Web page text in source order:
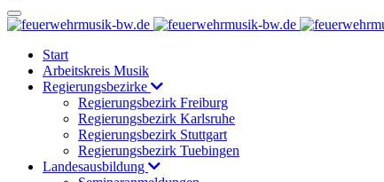
Start
Arbeitskreis Musik
Regierungsbezirke
Regierungsbezirk Freiburg
Regierungsbezirk Karlsruhe
Regierungsbezirk Stuttgart
Regierungsbezirk Tuebingen
Landesausbildung